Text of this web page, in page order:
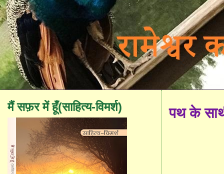
पथ के
मैं सफ़र में हूँ(साहित्य-विमर्श)